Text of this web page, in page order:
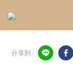
分享到